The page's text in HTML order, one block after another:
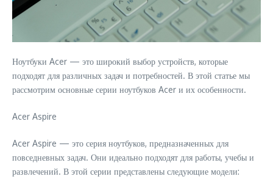
Ноутбуки Acer — это широкий выбор устройств, которые
подходят для различных задач и потребностей. В этой статье мы
рассмотрим основные серии ноутбуков Acer и их особенности.
Acer Aspire
Acer Aspire — это серия ноутбуков, предназначенных для
повседневных задач. Они идеально подходят для работы, учебы и
развлечений. В этой серии представлены следующие модели: